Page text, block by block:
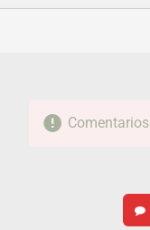
FACEBOOKTWITTERFLIPBOARD
E-